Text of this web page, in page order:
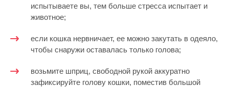
испытываете вы, тем больше стресса испытает и
животное;
если кошка нервничает, ее можно закутать в одеяло,
чтобы снаружи оставалась только голова;
возьмите шприц, свободной рукой аккуратно
зафиксируйте голову кошки, поместив большой